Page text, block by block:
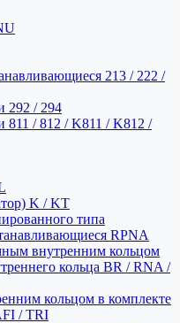
213 / 222 /
292 / 294
/ 812 / K811 / K812 /
K / KT
типа
RPNA
внутренним кольцом
кольца BR / RNA /
кольцом в комплекте
/ TRI